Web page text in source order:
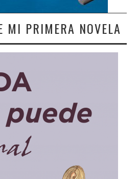
MI PRIMERA NOVELA